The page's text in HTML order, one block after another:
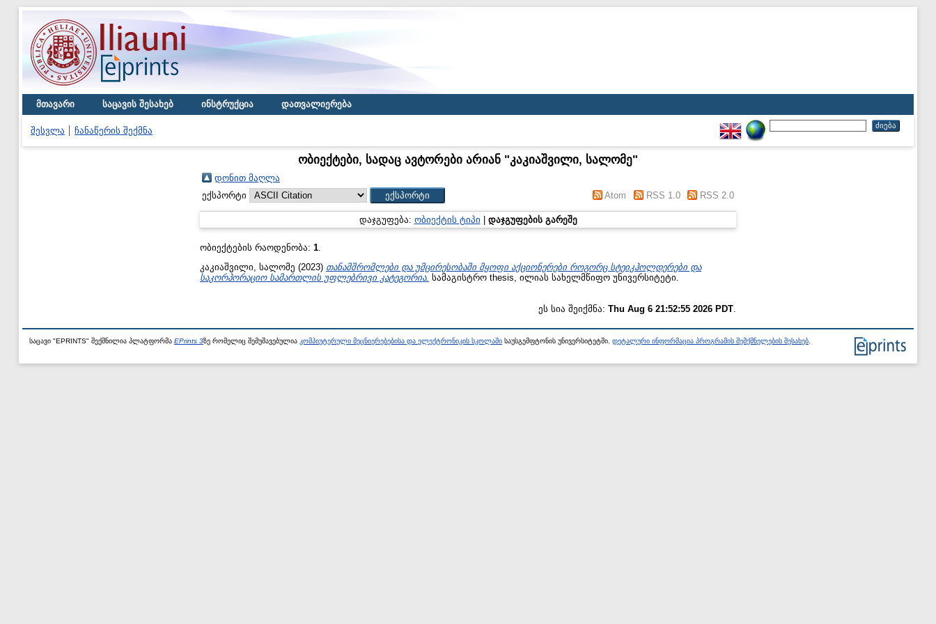
მთავარი საცავის შესახებ ინსტრუქცია დათვალიერება
შესვლა ჩანაწერის შექმნა
ობიექტები, სადაც ავტორები არიან "კაკიაშვილი, სალომე"
დონით მაღლა
ექსპორტი
Atom RSS 1.0 RSS 2.0
დაჯგუფება: ობიექტის ტიპი დაჯგუფების გარეშე
ობიექტების რაოდენობა: 1.
კაკიაშვილი, სალომე (2023) თანამშრომლები და უმცირესობაში მყოფი აქციონერები როგორც სტეიკჰოლდერები და
საკორპორაციო სამართლის უფლებრივი კატეგორია. სამაგისტრო thesis, ილიას სახელმწიფო უნივერსიტეტი.
ეს სია შეიქმნა: Thu Aug 6 21:52:55 2026 PDT
საცავი "EPRINTS" შექმნილია პლატფორმა EPrints 3ზე რომელიც შემუშავებულია კომპიუტერული მეცნიერებებისა და ელექტრონიკის სკოლაში საუსგემფტონის უნივერსიტეტში. დეტალური ინფორმაცია პროგრამის შემქმნელების შესახებ